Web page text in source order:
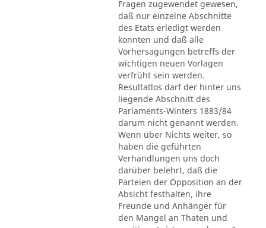
Fragen zugewendet gewesen,
daß nur einzelne Abschnitte
des Etats erledigt werden
konnten und daß alle
Vorhersagungen betreffs der
wichtigen neuen Vorlagen
verfrüht sein werden.
Resultatlos darf der hinter uns
liegende Abschnitt des
Parlaments-Winters 1883/84
darum nicht genannt werden.
Wenn über Nichts weiter, so
haben die geführten
Verhandlungen uns doch
darüber belehrt, daß die
Parteien der Opposition an der
Absicht festhalten, ihre
Freunde und Anhänger für
den Mangel an Thaten und